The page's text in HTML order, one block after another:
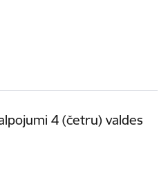
4 (četru) valdes